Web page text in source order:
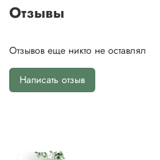
Отзывы
Отзывов еще никто не оставлял
Написать отзыв